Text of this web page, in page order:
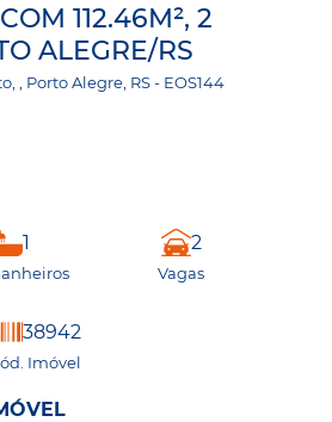
112.46M², 2
ALEGRE/RS
, Porto Alegre, RS - EOS144
1 2
Vagas
38942
Imóvel